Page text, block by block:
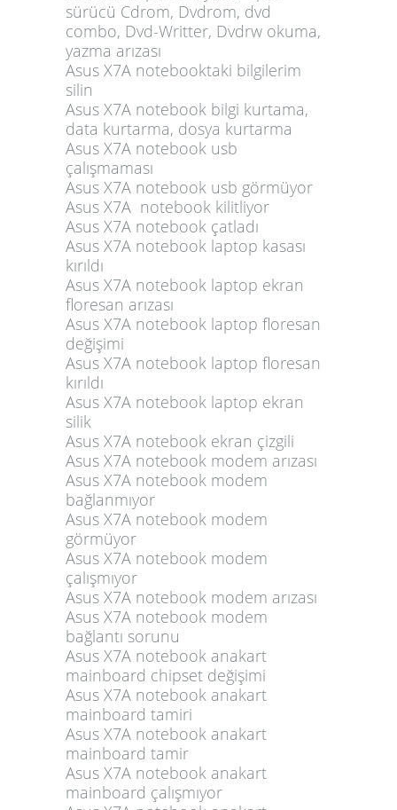
sürücü Cdrom, Dvdrom, dvd
combo, Dvd-Writter, Dvdrw okuma,
yazma arızası
Asus X7A notebooktaki bilgilerim
silin
Asus X7A notebook bilgi kurtama,
data kurtarma, dosya kurtarma
Asus X7A notebook usb
çalışmaması
Asus X7A notebook usb görmüyor
Asus X7A notebook kilitliyor
Asus X7A notebook çatladı
Asus X7A notebook laptop kasası
kırıldı
Asus X7A notebook laptop ekran
floresan arızası
Asus X7A notebook laptop floresan
değişimi
Asus X7A notebook laptop floresan
kırıldı
Asus X7A notebook laptop ekran
silik
Asus X7A notebook ekran çizgili
Asus X7A notebook modem arızası
Asus X7A notebook modem
bağlanmıyor
Asus X7A notebook modem
görmüyor
Asus X7A notebook modem
çalışmıyor
Asus X7A notebook modem arızası
Asus X7A notebook modem
bağlantı sorunu
Asus X7A notebook anakart
mainboard chipset değişimi
Asus X7A notebook anakart
mainboard tamiri
Asus X7A notebook anakart
mainboard tamir
Asus X7A notebook anakart
mainboard çalışmıyor